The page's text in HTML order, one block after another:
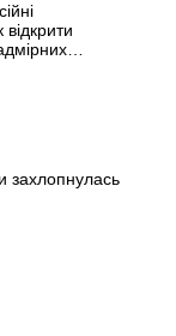
захлопнулась